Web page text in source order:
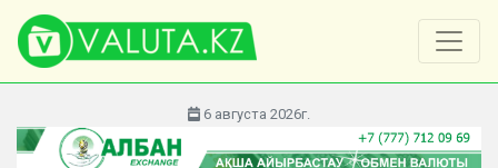
6 августа 2026г.